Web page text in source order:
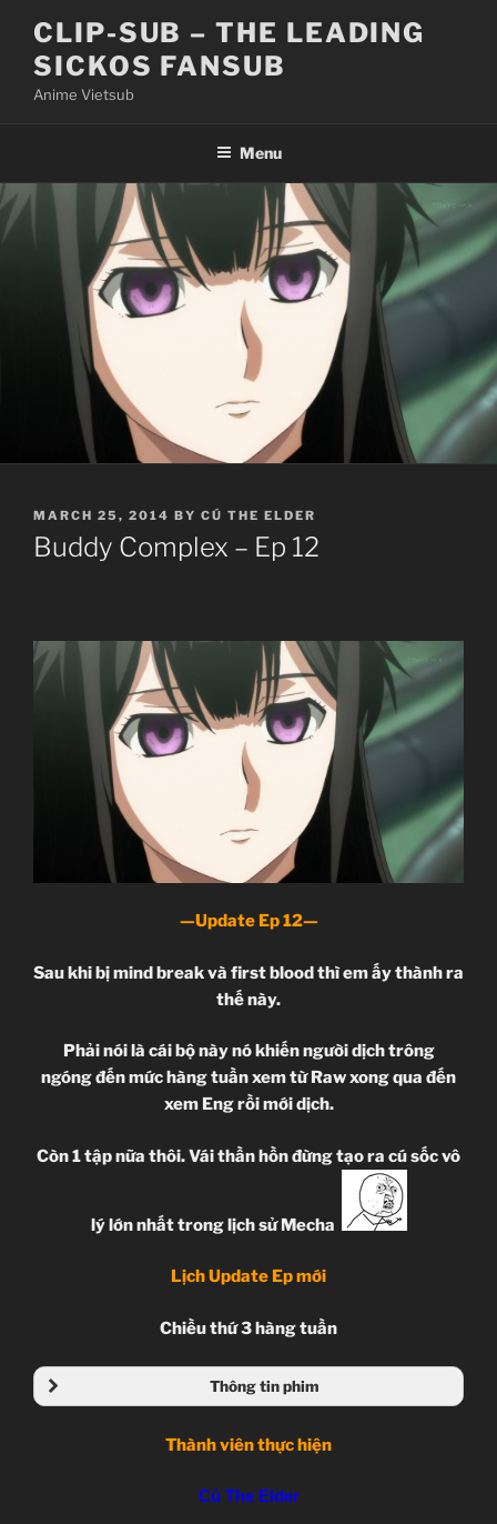
content
CLIP-SUB – THE LEADING
SICKOS FANSUB
Anime Vietsub
Menu
POSTED
ON
MARCH 25, 2014 BY CÚ THE ELDER
Buddy Complex – Ep 12
—Update Ep 12—
Sau khi bị mind break và first blood thì em ấy thành ra
thế này.
Phải nói là cái bộ này nó khiến người dịch trông
ngóng đến mức hàng tuần xem từ Raw xong qua đến
xem Eng rồi mới dịch.
Còn 1 tập nữa thôi. Vái thần hồn đừng tạo ra cú sốc vô
lý lớn nhất trong lịch sử Mecha
Lịch Update Ep mới
Chiều thứ 3 hàng tuần
Thông tin phim
Thành viên thực hiện
Cú The Elder